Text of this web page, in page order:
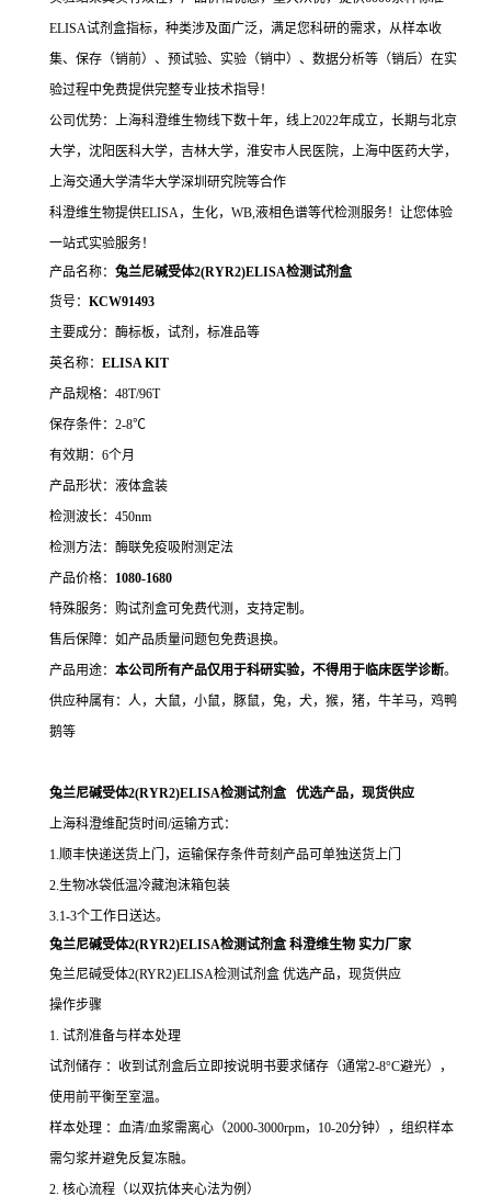
ELISA试剂盒指标，种类涉及面广泛，满足您科研的需求，从样本收
集、保存（销前）、预试验、实验（销中）、数据分析等（销后）在实
验过程中免费提供完整专业技术指导！
公司优势：上海科澄维生物线下数十年，线上2022年成立，长期与北京
大学，沈阳医科大学，吉林大学，淮安市人民医院，上海中医药大学，
上海交通大学清华大学深圳研究院等合作
科澄维生物提供ELISA，生化，WB,液相色谱等代检测服务！让您体验
一站式实验服务！
产品名称： 兔兰尼碱受体2(RYR2)ELISA检测试剂盒
货号： KCW91493
主要成分：酶标板，试剂，标准品等
英名称： ELISA KIT
产品规格：48T/96T
保存条件：2-8℃
有效期：6个月
产品形状：液体盒装
检测波长：450nm
检测方法：酶联免疫吸附测定法
产品价格： 1080-1680
特殊服务：购试剂盒可免费代测，支持定制。
售后保障：如产品质量问题包免费退换。
产品用途： 本公司所有产品仅用于科研实验，不得用于临床医学诊断。
供应种属有：人，大鼠，小鼠，豚鼠，兔，犬，猴，猪，牛羊马，鸡鸭
鹅等
兔兰尼碱受体2(RYR2)ELISA检测试剂盒 优选产品，现货供应
上海科澄维配货时间/运输方式：
1.顺丰快递送货上门，运输保存条件苛刻产品可单独送货上门
2.生物冰袋低温冷藏泡沫箱包装
3.1-3个工作日送达。
兔兰尼碱受体2(RYR2)ELISA检测试剂盒科澄维生物 实力厂家
兔兰尼碱受体2(RYR2)ELISA检测试剂盒 优选产品，现货供应
操作步骤
1. 试剂准备与样本处理
试剂储存 ：收到试剂盒后立即按说明书要求储存（通常2-8°C避光），
使用前平衡至室温。
样本处理 ：血清/血浆需离心（2000-3000rpm，10-20分钟），组织样本
需匀浆并避免反复冻融。
2. 核心流程（以双抗体夹心法为例）